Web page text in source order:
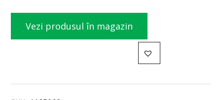
Vezi produsul în magazin